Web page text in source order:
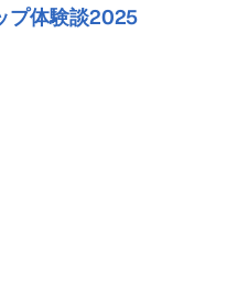
プ体験談2025